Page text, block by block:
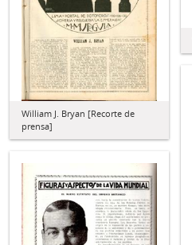
William J. Bryan [Recorte de
prensa]